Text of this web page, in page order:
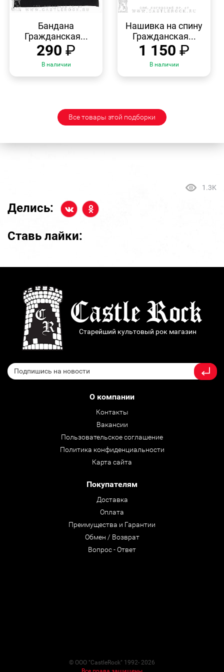
ПРОСМОТР
Бандана
Гражданская...
290 ₽
В наличии
ПРОСМОТР
Нашивка на спину
Гражданская...
1 150 ₽
В наличии
Все товары этой подборки
1.3K
Делись:
Ставь лайки:
Старейший культовый рок магазин
О компании
Контакты
Вакансии
Пользовательское соглашение
Политика конфиденциальности
Карта сайта
Покупателям
Доставка
Оплата
Преимущества и Гарантии
Обмен / Возврат
Вопрос - Ответ
© ООО "CastleRock" 1992- 2026